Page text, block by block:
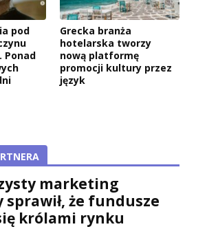
pod
Ponad
Grecka branża
hotelarska tworzy
nową platformę
promocji kultury przez
język
marketing
że fundusze
królami rynku